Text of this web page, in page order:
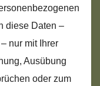
diese Daten –
nur mit Ihrer
Ausübung
oder zum